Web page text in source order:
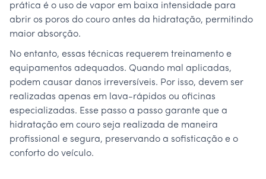
prática é o uso de vapor em baixa intensidade para
abrir os poros do couro antes da hidratação, permitindo
maior absorção.
No entanto, essas técnicas requerem treinamento e
equipamentos adequados. Quando mal aplicadas,
podem causar danos irreversíveis. Por isso, devem ser
realizadas apenas em lava-rápidos ou oficinas
especializadas. Esse passo a passo garante que a
hidratação em couro seja realizada de maneira
profissional e segura, preservando a sofisticação e o
conforto do veículo.